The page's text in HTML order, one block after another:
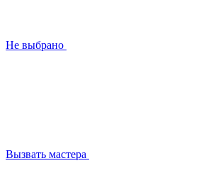
Не выбрано
Вызвать мастера